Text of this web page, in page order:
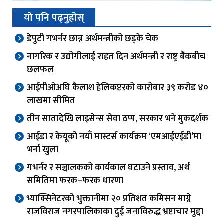
यो पनि पढ्नुहोस्
डेपुटी गभर्नर छान्न अर्थमन्त्रीको छड्के चेक
नागरिक र उद्योगीलाई राहत दिन अर्थमन्त्री र राष्ट्र बैंकबीच
छलफल
आईपीओअघि कैलाश हेलिकप्टरको कारोबार ३९ करोड ४०
लाखमा सीमित
तीन सातादेखि लाइसेन्स सेवा ठप्प, सरकार भने मुकदर्शक
आईडा र केयूको नयाँ मास्टर्स कार्यक्रम ‘एमआईएईडी’मा
भर्ना खुला
गभर्नर र सञ्चालकको कार्यकाल घटाउने प्रस्ताव, अर्थ
समितिमा फरक–फरक धारणा
भ्याक्सिनेटरको भुक्तानीमा २० प्रतिशत कमिसन माग्ने
राजविराज नगरपालिकाका दुई जनाविरुद्ध भ्रष्टाचार मुद्दा